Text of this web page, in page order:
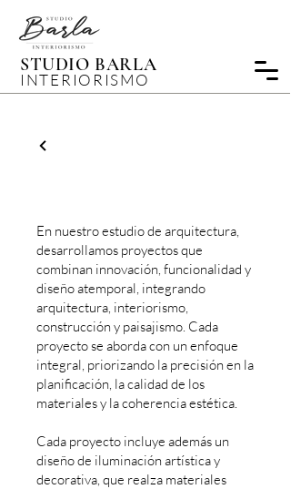
STUDIO BARLA
INTERIORISMO
En nuestro estudio de arquitectura,
desarrollamos proyectos que
combinan innovación, funcionalidad y
diseño atemporal, integrando
arquitectura, interiorismo,
construcción y paisajismo. Cada
proyecto se aborda con un enfoque
integral, priorizando la precisión en la
planificación, la calidad de los
materiales y la coherencia estética.
Cada proyecto incluye además un
diseño de iluminación artística y
decorativa, que realza materiales